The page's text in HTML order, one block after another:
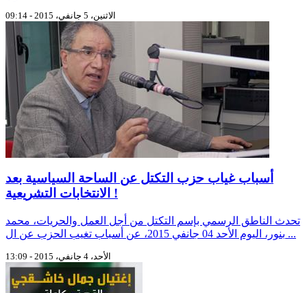
الاثنين، 5 جانفي، 2015 - 09:14
أسباب غياب حزب التكتل عن الساحة السياسية بعد
الانتخابات التشريعية !
تحدث الناطق الرسمي بإسم التكتل من أجل العمل والحريات، محمد
بنور، اليوم الأحد 04 جانفي 2015، عن أسباب تغيب الحزب عن ال ...
الأحد، 4 جانفي، 2015 - 13:09